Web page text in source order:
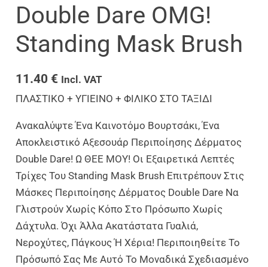
Double Dare OMG!
Standing Mask Brush
11.40 € Incl. VAT
ΠΛΑΣΤΙΚΟ + ΥΓΙΕΙΝΟ + ΦΙΛΙΚΟ ΣΤΟ ΤΑΞΙΔΙ
Ανακαλύψτε Ένα Καινοτόμο Βουρτσάκι, Ένα
Αποκλειστικό Αξεσουάρ Περιποίησης Δέρματος
Double Dare! Ω ΘΕΕ ΜΟΥ! Οι Εξαιρετικά Λεπτές
Τρίχες Του Standing Mask Brush Επιτρέπουν Στις
Μάσκες Περιποίησης Δέρματος Double Dare Να
Γλιστρούν Χωρίς Κόπο Στο Πρόσωπο Χωρίς
Δάχτυλα. Όχι Άλλα Ακατάστατα Γυαλιά,
Νεροχύτες, Πάγκους Ή Χέρια! Περιποιηθείτε Το
Πρόσωπό Σας Με Αυτό Το Μοναδικά Σχεδιασμένο